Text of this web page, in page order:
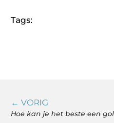
Tags:
← VORIG
Hoe kan je het beste een